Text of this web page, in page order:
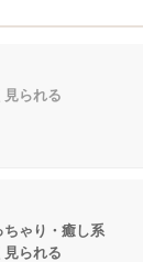
られる
ちゃり・癒し系
る